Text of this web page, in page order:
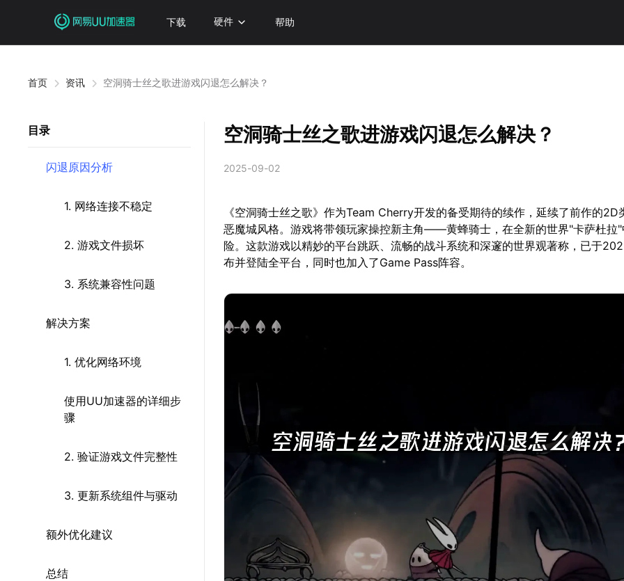
下载 硬件 帮助
首页 资讯 空洞骑士丝之歌进游戏闪退怎么解决？
目录
闪退原因分析
1. 网络连接不稳定
2. 游戏文件损坏
3. 系统兼容性问题
解决方案
1. 优化网络环境
使用UU加速器的详细步
骤
2. 验证游戏文件完整性
3. 更新系统组件与驱动
额外优化建议
总结
空洞骑士丝之歌进游戏闪退怎么解决？
2025-09-02
《空洞骑士丝之歌》作为Team Cherry开发的备受期待的续作，延续了前作的2D
恶魔城风格。游戏将带领玩家操控新主角——黄蜂骑士，在全新的世界"卡萨杜拉
险。这款游戏以精妙的平台跳跃、流畅的战斗系统和深邃的世界观著称，已于
布并登陆全平台，同时也加入了Game Pass阵容。